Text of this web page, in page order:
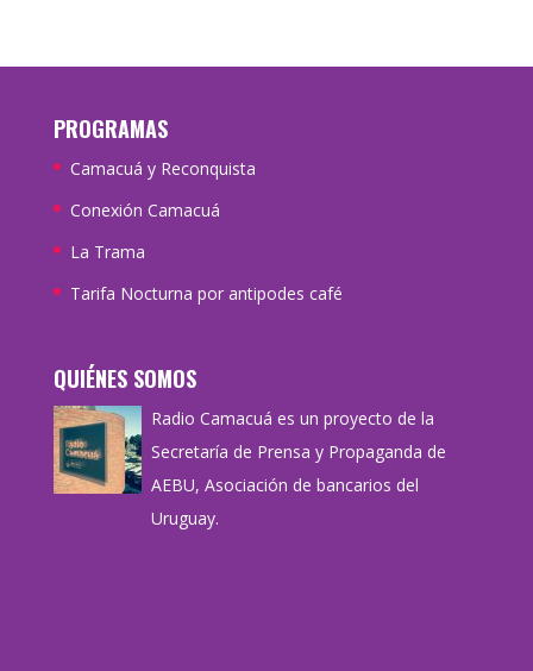
PROGRAMAS
Camacuá y Reconquista
Conexión Camacuá
La Trama
Tarifa Nocturna por antipodes café
QUIÉNES SOMOS
Radio Camacuá es un proyecto de la
Secretaría de Prensa y Propaganda de
AEBU, Asociación de bancarios del
Uruguay.